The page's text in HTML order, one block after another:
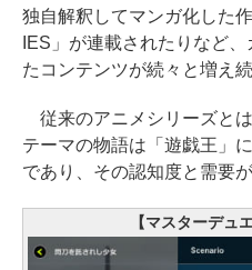
独自解釈してマンガ化した
IES」が連載されたりなど
たコンテンツが続々と増え続
従来のアニメシリーズと
テーマの物語は「遊戯王」
であり、その認知度と需要
【マスターデュ